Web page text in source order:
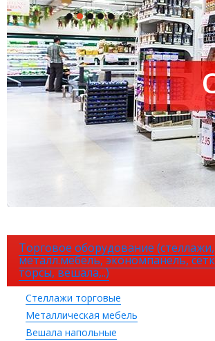
Торговое оборудование (стеллажи,
металл.мебель, экономпанель,
торсы, вешала,..)
Стеллажи торговые
Металлическая мебель
Вешала напольные